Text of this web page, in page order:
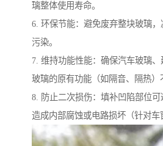
璃整体使用寿命。
6. 环保节能：避免废弃整块玻璃
污染。
7. 维持功能性能：确保汽车玻璃
玻璃的原有功能（如隔音、隔热）
8. 防止二次损伤：填补凹陷部位
造成内部腐蚀或电路损坏（针对车